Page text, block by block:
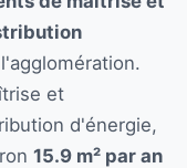
et
d'énergie,
15.9 m² par an